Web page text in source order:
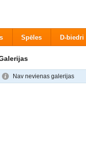
Spēles D-biedri
Nav nevienas galerijas